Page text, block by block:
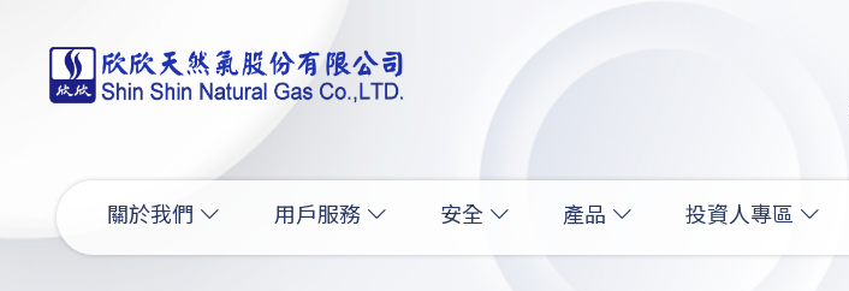
關於我們 用戶服務 安全 產品 投資人專區